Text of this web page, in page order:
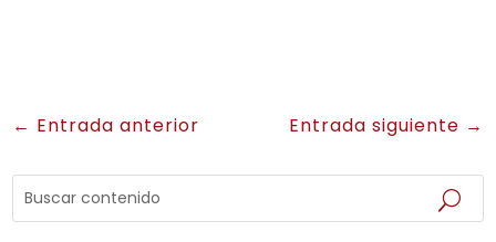
← Entrada anterior Entrada siguiente →